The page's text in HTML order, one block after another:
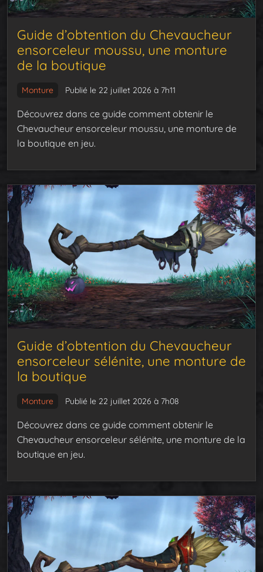
Guide d’obtention du Chevaucheur
ensorceleur moussu, une monture
de la boutique
Monture Publié le 22 juillet 2026 à 7h11
Découvrez dans ce guide comment obtenir le
Chevaucheur ensorceleur moussu, une monture de
la boutique en jeu.
Guide d’obtention du Chevaucheur
ensorceleur sélénite, une monture de
la boutique
Monture Publié le 22 juillet 2026 à 7h08
Découvrez dans ce guide comment obtenir le
Chevaucheur ensorceleur sélénite, une monture de la
boutique en jeu.